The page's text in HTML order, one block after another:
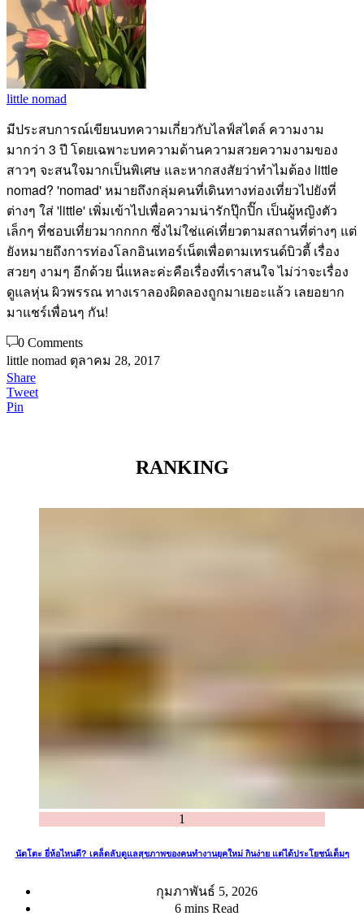
little nomad
มีประสบการณ์เขียนบทความเกี่ยวกับไลฟ์สไตล์ ความงาม
มากว่า 3 ปี โดยเฉพาะบทความด้านความสวยความงามของ
สาวๆ จะสนใจมากเป็นพิเศษ และหากสงสัยว่าทำไมต้อง little
nomad? 'nomad' หมายถึงกลุ่มคนที่เดินทางท่องเที่ยวไปยังที่
ต่างๆ ใส่ 'little' เพิ่มเข้าไปเพื่อความน่ารักปุ๊กปิ๊ก เป็นผู้หญิงตัว
เล็กๆ ที่ชอบเที่ยวมากกกก ซึ่งไม่ใช่แค่เที่ยวตามสถานที่ต่างๆ แต่
ยังหมายถึงการท่องโลกอินเทอร์เน็ตเพื่อตามเทรนด์บิวตี้ เรื่อง
สวยๆ งามๆ อีกด้วย นี่แหละค่ะคือเรื่องที่เราสนใจ ไม่ว่าจะเรื่อง
ดูแลหุ่น ผิวพรรณ ทางเราลองผิดลองถูกมาเยอะแล้ว เลยอยาก
มาแชร์เพื่อนๆ กัน!
0 Comments
little nomad ตุลาคม 28, 2017
Share
Tweet
Pin
RANKING
1
นัตโตะ ยี่ห้อไหนดี? เคล็ดลับดูแลสุขภาพของคนทำงานยุคใหม่ กินง่าย แต่ได้ประโยชน์เต็มๆ
กุมภาพันธ์ 5, 2026
6 mins Read